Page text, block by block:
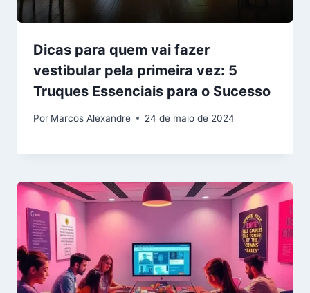
Dicas para quem vai fazer
vestibular pela primeira vez: 5
Truques Essenciais para o Sucesso
Por Marcos Alexandre 24 de maio de 2024